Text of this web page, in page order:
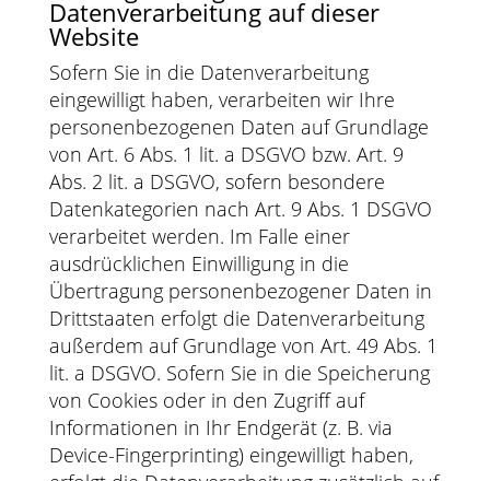
Datenverarbeitung auf dieser
Website
Sofern Sie in die Datenverarbeitung
eingewilligt haben, verarbeiten wir Ihre
personenbezogenen Daten auf Grundlage
von Art. 6 Abs. 1 lit. a DSGVO bzw. Art. 9
Abs. 2 lit. a DSGVO, sofern besondere
Datenkategorien nach Art. 9 Abs. 1 DSGVO
verarbeitet werden. Im Falle einer
ausdrücklichen Einwilligung in die
Übertragung personenbezogener Daten in
Drittstaaten erfolgt die Datenverarbeitung
außerdem auf Grundlage von Art. 49 Abs. 1
lit. a DSGVO. Sofern Sie in die Speicherung
von Cookies oder in den Zugriff auf
Informationen in Ihr Endgerät (z. B. via
Device-Fingerprinting) eingewilligt haben,